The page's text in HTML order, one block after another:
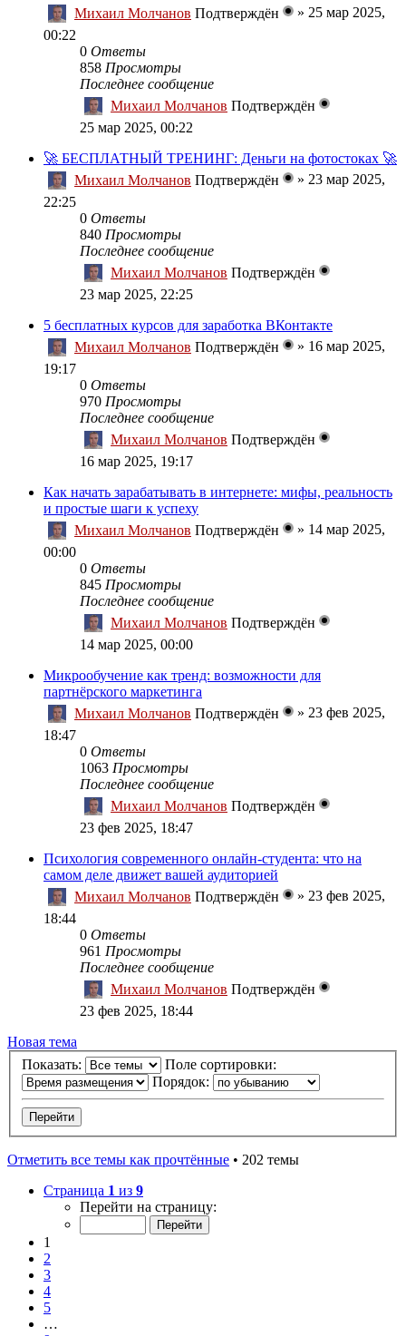
Михаил Молчанов Подтверждён » 25 мар 2025,
00:22
0 Ответы
858 Просмотры
Последнее сообщение
Михаил Молчанов Подтверждён
25 мар 2025, 00:22
🚀 БЕСПЛАТНЫЙ ТРЕНИНГ: Деньги на фотостоках 🚀
Михаил Молчанов Подтверждён » 23 мар 2025,
22:25
0 Ответы
840 Просмотры
Последнее сообщение
Михаил Молчанов Подтверждён
23 мар 2025, 22:25
5 бесплатных курсов для заработка ВКонтакте
Михаил Молчанов Подтверждён » 16 мар 2025,
19:17
0 Ответы
970 Просмотры
Последнее сообщение
Михаил Молчанов Подтверждён
16 мар 2025, 19:17
Как начать зарабатывать в интернете: мифы, реальность
и простые шаги к успеху
Михаил Молчанов Подтверждён » 14 мар 2025,
00:00
0 Ответы
845 Просмотры
Последнее сообщение
Михаил Молчанов Подтверждён
14 мар 2025, 00:00
Микрообучение как тренд: возможности для
партнёрского маркетинга
Михаил Молчанов Подтверждён » 23 фев 2025,
18:47
0 Ответы
1063 Просмотры
Последнее сообщение
Михаил Молчанов Подтверждён
23 фев 2025, 18:47
Психология современного онлайн-студента: что на
самом деле движет вашей аудиторией
Михаил Молчанов Подтверждён » 23 фев 2025,
18:44
0 Ответы
961 Просмотры
Последнее сообщение
Михаил Молчанов Подтверждён
23 фев 2025, 18:44
Новая тема
Показать:
Поле сортировки:
Порядок:
Отметить все темы как прочтённые • 202 темы
Страница 1 из 9
Перейти на страницу:
1
2
3
4
5
…